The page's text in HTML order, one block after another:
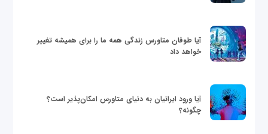
آیا طوفان متاورس زندگی همه ما را برای همیشه تغییر
خواهد داد
آیا ورود ایرانیان به دنیای متاورس امکان‌پذیر است؟
چگونه؟